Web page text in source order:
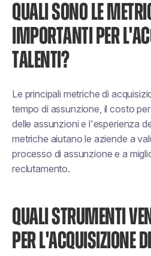
QUALI SONO LE
IMPORTANTI PER
TALENTI?
Le principali metriche di
tempo di assunzione, il costo
delle assunzioni e l'esperienza
metriche aiutano le aziende a
processo di assunzione e a
reclutamento.
QUALI STRUMENTI
PER L'ACQUISIZIONE